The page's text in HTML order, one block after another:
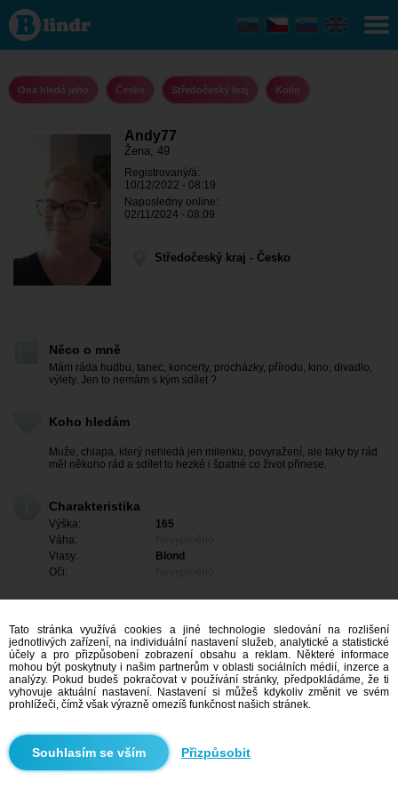
Andy77 -
Ona hledá
jeho
Středočeský
Ona hledá jeho Česko Středočeský kraj Kolín
Andy77
Žena, 49
Registrovaný/á:
10/12/2022 - 08:19
Naposledny online:
02/11/2024 - 08:09
Středočeský kraj - Česko
Něco o mně
Mám ráda hudbu, tanec, koncerty, procházky, přírodu, kino, divadlo,
výlety. Jen to nemám s kým sdílet ?
Koho hledám
Muže, chlapa, který nehledá jen milenku, povyražení, ale taky by rád
měl někoho rád a sdílet to hezké i špatné co život přinese.
Charakteristika
Výška:
165
Váha:
Vlasy:
Blond
Oči:
Mám zájem
Tato stránka využívá cookies a jiné technologie sledování na rozlišení
jednotlivých zařízení, na individuální nastavení služeb, analytické a statistické
účely a pro přizpůsobení zobrazení obsahu a reklam. Některé informace
mohou být poskytnuty i našim partnerům v oblasti sociálních médií, inzerce a
analýzy. Pokud budeš pokračovat v používání stránky, předpokládáme, že ti
vyhovuje aktuální nastavení. Nastavení si můžeš kdykoliv změnit ve svém
prohlížeči, čímž však výrazně omezíš funkčnost našich stránek.
Přizpůsobit